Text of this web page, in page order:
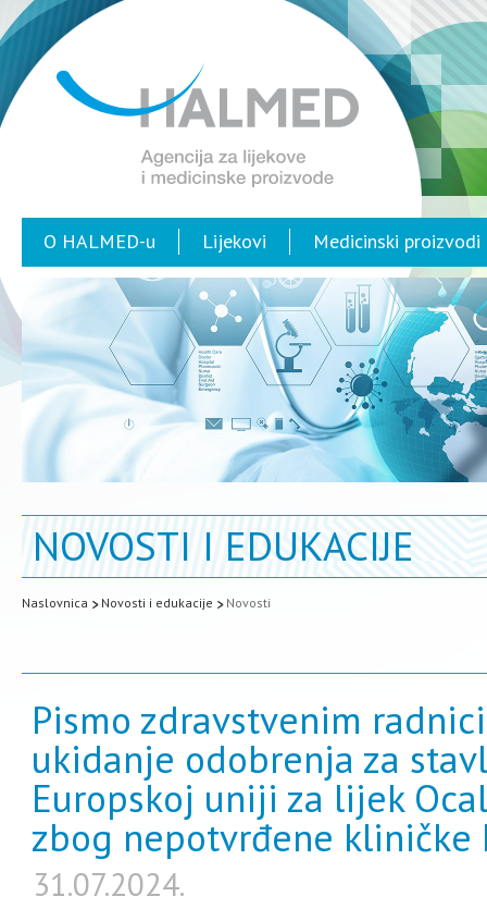
O HALMED-u Lijekovi Medicinski proizvodi
NOVOSTI I EDUKACIJE
Naslovnica Novosti i edukacije Novosti
Pismo zdravstvenim
ukidanje odobrenja za
Europskoj uniji za lijek
zbog nepotvrđene kliničke
31.07.2024.